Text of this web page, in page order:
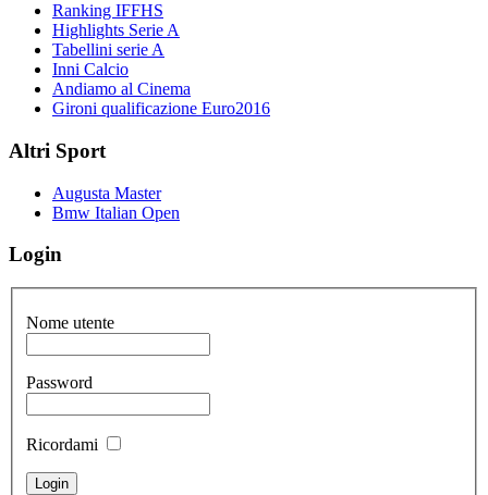
Ranking IFFHS
Highlights Serie A
Tabellini serie A
Inni Calcio
Andiamo al Cinema
Gironi qualificazione Euro2016
Altri Sport
Augusta Master
Bmw Italian Open
Login
Nome utente
Password
Ricordami